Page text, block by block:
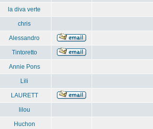
la diva verte
chris
Alessandro
Tintoretto
Annie Pons
Lili
LAURETT
lilou
Huchon